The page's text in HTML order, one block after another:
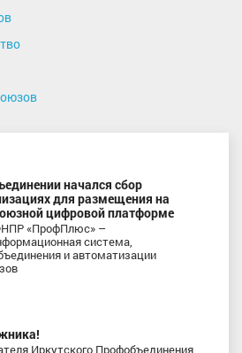
начался сбор
для размещения на
цифровой платформе
«ПрофПлюс» –
система,
и автоматизации
Иркутского Профобъединения